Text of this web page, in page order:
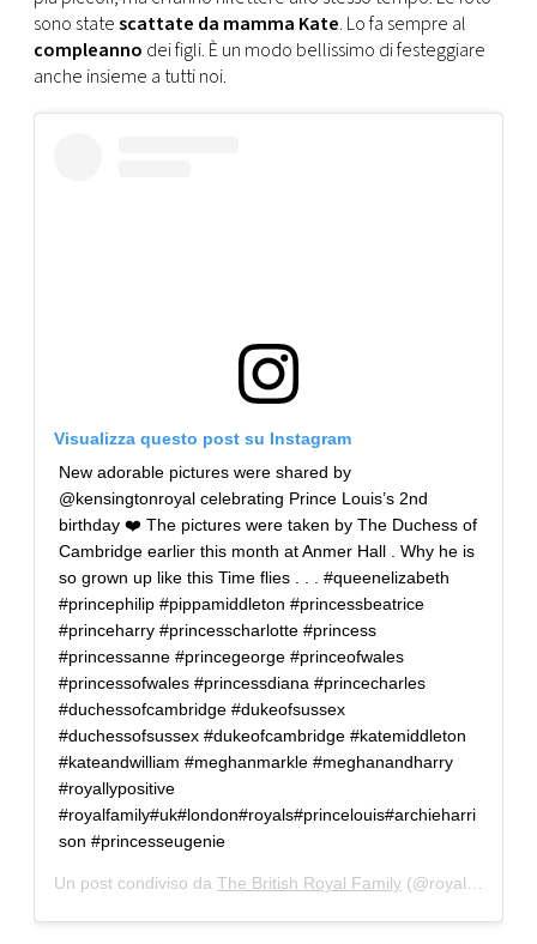
sono statescattate da mamma Kate. Lo fa sempre al
compleanno dei figli. È un modo bellissimo di festeggiare
anche insieme a tutti noi.
Visualizza questo post su Instagram
New adorable pictures were shared by
@kensingtonroyal celebrating Prince Louis’s 2nd
birthday ❤️ The pictures were taken by The Duchess of
Cambridge earlier this month at Anmer Hall . Why he is
so grown up like this Time flies . . . #queenelizabeth
#princephilip #pippamiddleton #princessbeatrice
#princeharry #princesscharlotte #princess
#princessanne #princegeorge #princeofwales
#princessofwales #princessdiana #princecharles
#duchessofcambridge #dukeofsussex
#duchessofsussex #dukeofcambridge #katemiddleton
#kateandwilliam #meghanmarkle #meghanandharry
#royallypositive
#royalfamily#uk#london#royals#princelouis#archieharri
son #princesseugenie
Un post condiviso da The British Royal Family (@royal.family_93) in data: